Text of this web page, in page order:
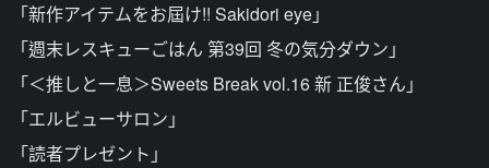
「新作アイテムをお屆け!! Sakidori eye」
「週末レスキューごはん 第39回 冬の気分ダウン」
「＜推しと一息＞Sweets Break vol.16 新 正俊さん」
「エルビューサロン」
「読者プレゼント」